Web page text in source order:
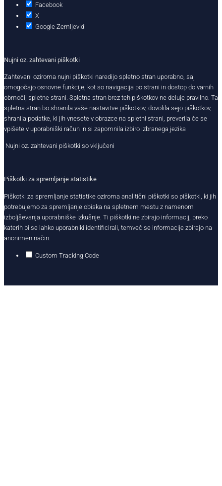
Facebook
X
Google Zemljevidi
Nujni oz. zahtevani piškotki
Zahtevani oziroma nujni piškotki naredijo spletno stran uporabno, saj
omogočajo osnovne funkcije, kot so navigacija po strani in dostop do varnih
območij spletne strani. Spletna stran brez teh piškotkov ne deluje pravilno. Ta
spletna stran bo shranila vaše nastavitve piškotkov, dovolila sejo piškotkov,
shranila podatke, ki jih vnesete v obrazce na spletni strani, preverila če se
vpišete v uporabniški račun in si zapomnila izbiro izbranega jezika
Nujni oz. zahtevani piškotki so vključeni
Piškotki za spremljanje statistike
Piškotki za spremljanje statistike oziroma analitični piškotki so piškotki, ki jih
potrebujemo za spremljanje obiska na spletnem mestu z namenom
izboljševanja uporabniške izkušnje. Ti piškotki ne zbirajo informacij, preko
katerih bi se lahko uporabniki identificirali, temveč se informacije zbirajo na
anonimen način.
Custom Tracking Code